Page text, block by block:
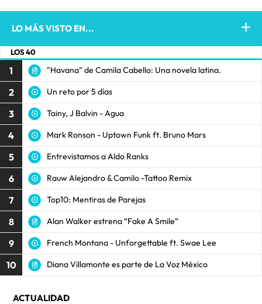
LO MÁS VISTO EN...
LOS 40
1 "Havana" de Camila Cabello: Una novela latina.
2 Un reto por 5 días
3 Tainy, J Balvin - Agua
4 Mark Ronson - Uptown Funk ft. Bruno Mars
5 Entrevistamos a Aldo Ranks
6 Rauw Alejandro & Camilo -Tattoo Remix
7 Top10: Mentiras de Parejas
8 Alan Walker estrena “Fake A Smile”
9 French Montana - Unforgettable ft. Swae Lee
10 Diana Villamonte es parte de La Voz México
ACTUALIDAD